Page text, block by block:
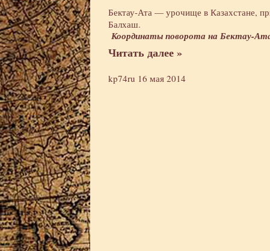
Бектау-Ата — урочище в Казахстане,
Балхаш.
Координаты поворота на Бектау-
Читать далее »
kp74ru 16 мая 2014